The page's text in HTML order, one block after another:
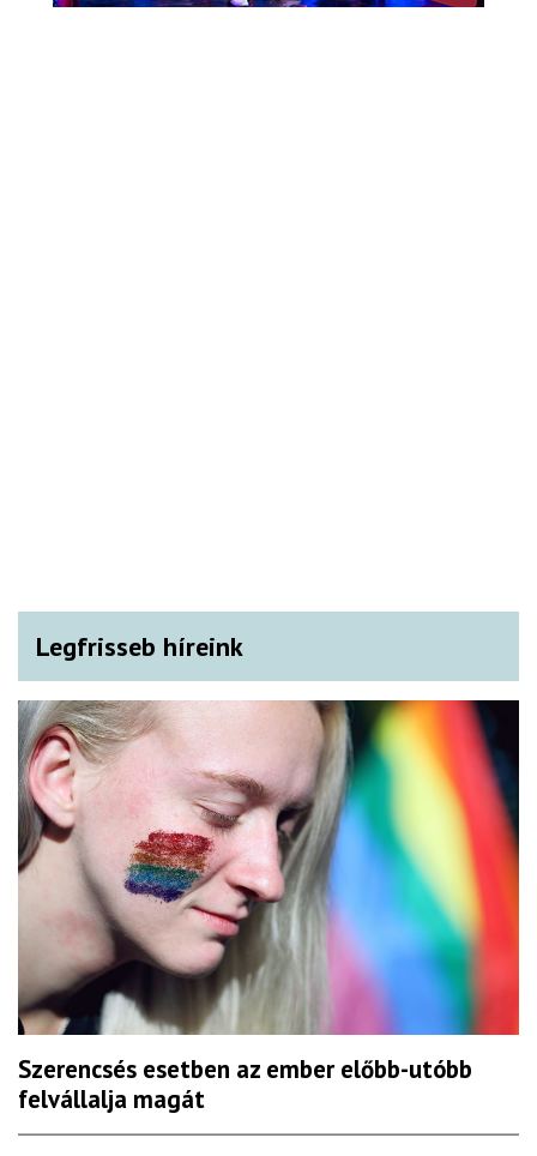
Legfrisseb híreink
Szerencsés esetben az ember előbb-utóbb
felvállalja magát